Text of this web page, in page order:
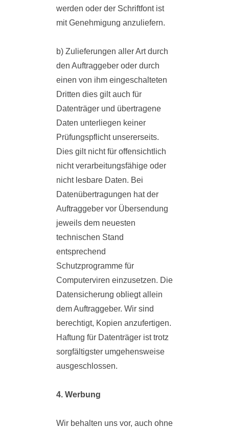
werden oder der Schriftfont ist
mit Genehmigung anzuliefern.
b) Zulieferungen aller Art durch
den Auftraggeber oder durch
einen von ihm eingeschalteten
Dritten dies gilt auch für
Datenträger und übertragene
Daten unterliegen keiner
Prüfungspflicht unsererseits.
Dies gilt nicht für offensichtlich
nicht verarbeitungsfähige oder
nicht lesbare Daten. Bei
Datenübertragungen hat der
Auftraggeber vor Übersendung
jeweils dem neuesten
technischen Stand
entsprechend
Schutzprogramme für
Computerviren einzusetzen. Die
Datensicherung obliegt allein
dem Auftraggeber. Wir sind
berechtigt, Kopien anzufertigen.
Haftung für Datenträger ist trotz
sorgfältigster umgehensweise
ausgeschlossen.
4. Werbung
Wir behalten uns vor, auch ohne